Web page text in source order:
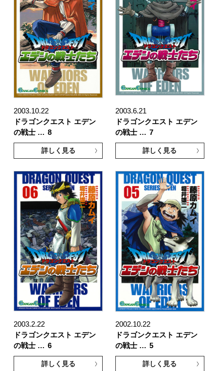
2003.10.22
ドラゴンクエスト エデン
の戦士 … 8
詳しく見る
2003.6.21
ドラゴンクエスト エデン
の戦士 … 7
詳しく見る
2003.2.22
ドラゴンクエスト エデン
の戦士 … 6
詳しく見る
2002.10.22
ドラゴンクエスト エデン
の戦士 … 5
詳しく見る